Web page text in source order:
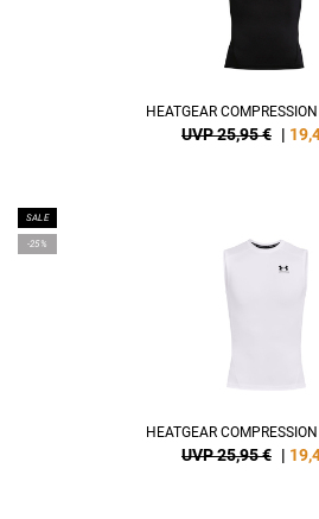
HEATGEAR
UVP 25,95 € |
SALE
-25%
HEATGEAR
UVP 25,95 € |